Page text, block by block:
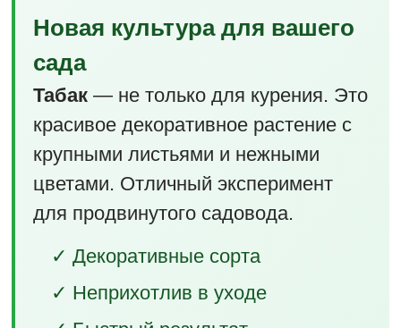
Новая культура для вашего
сада
Табак— не только для курения. Это
красивое декоративное растение с
крупными листьями и нежными
цветами. Отличный эксперимент
для продвинутого садовода.
✓ Декоративные сорта
✓ Неприхотлив в уходе